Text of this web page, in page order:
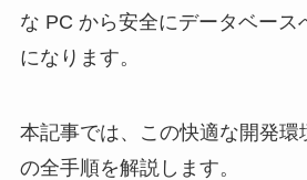
な PC から安全にデータベース
になります。
本記事では、この快適な開発環
の全手順を解説します。